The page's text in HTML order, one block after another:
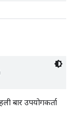
बार उपयोगकर्ता